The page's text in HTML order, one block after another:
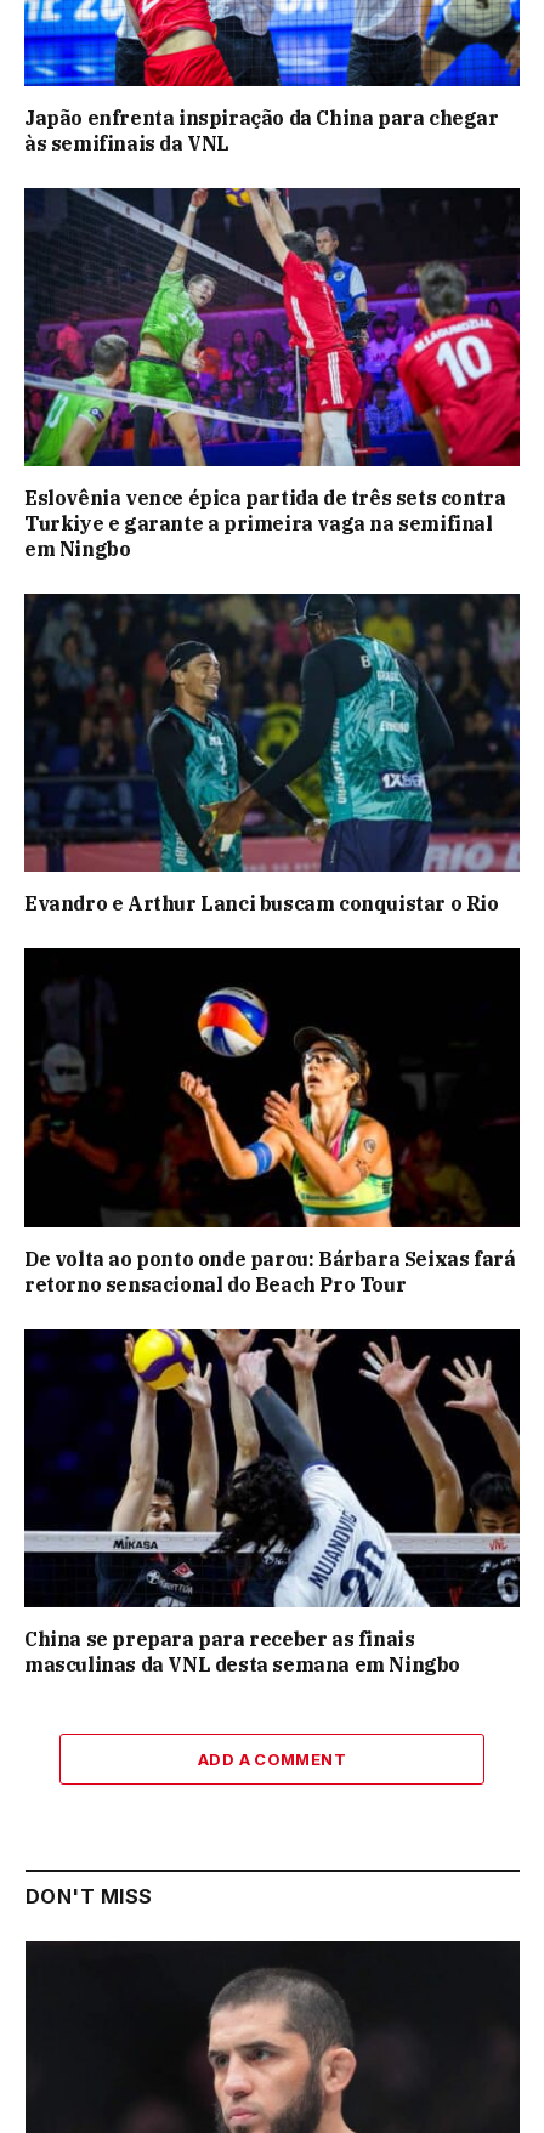
Japão enfrenta inspiração da China para chegar
às semifinais da VNL
Eslovênia vence épica partida de três sets contra
Turkiye e garante a primeira vaga na semifinal
em Ningbo
Evandro e Arthur Lanci buscam conquistar o Rio
De volta ao ponto onde parou: Bárbara Seixas fará
retorno sensacional do Beach Pro Tour
China se prepara para receber as finais
masculinas da VNL desta semana em Ningbo
ADD A COMMENT
DON'T MISS